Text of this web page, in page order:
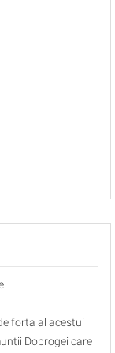
forta al acestui
Dobrogei care